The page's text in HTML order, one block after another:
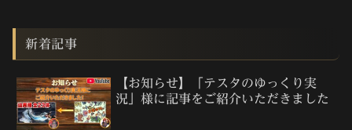
新着記事
【お知らせ】「テスタのゆっくり実
況」様に記事をご紹介いただきました